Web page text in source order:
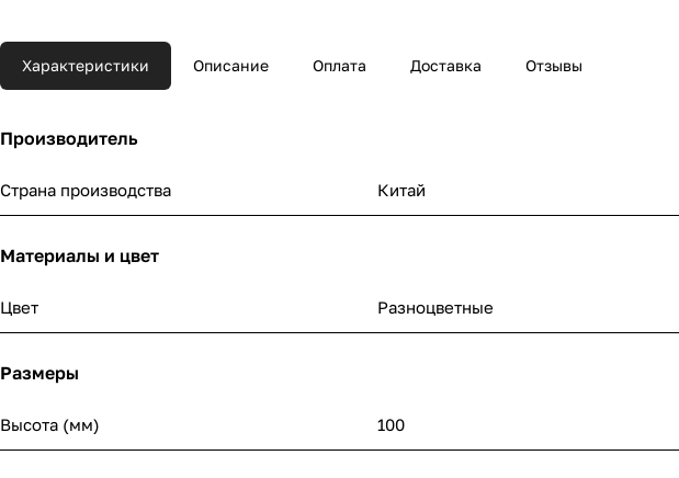
Характеристики Описание Оплата Доставка Отзывы
Производитель
Страна производства Китай
Материалы и цвет
Цвет Разноцветные
Размеры
Высота (мм) 100